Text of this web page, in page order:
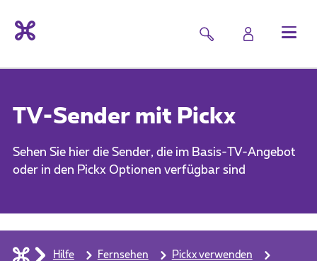
TV-Sender mit Pickx
Sehen Sie hier die Sender, die im Basis-TV-Angebot
oder in den Pickx Optionen verfügbar sind
Hilfe Fernsehen
Pickx verwenden